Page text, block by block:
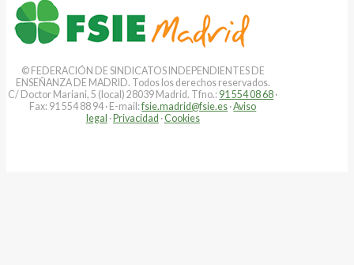
© FEDERACIÓN DE SINDICATOS INDEPENDIENTES DE
ENSEÑANZA DE MADRID. Todos los derechos reservados.
C/ Doctor Mariani, 5 (local) 28039 Madrid. Tfno.: 91 554 08 68 ·
Fax: 91 554 88 94 · E-mail:fsie.madrid@fsie.es ·Aviso
legal ·Privacidad · Cookies